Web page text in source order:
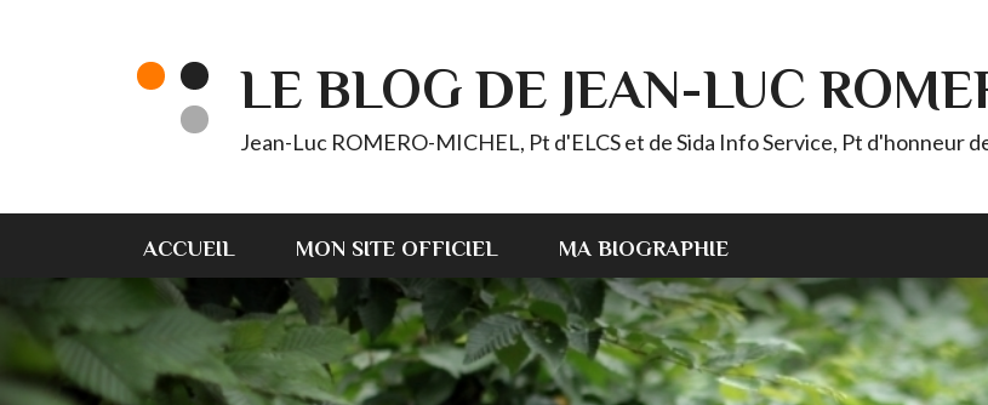
LE BLOG DE JEAN-LUC
Jean-Luc ROMERO-MICHEL, Pt d'ELCS et de Sida Info Service, Pt d'honneur
ACCUEIL MON SITE OFFICIEL MA BIOGRAPHIE